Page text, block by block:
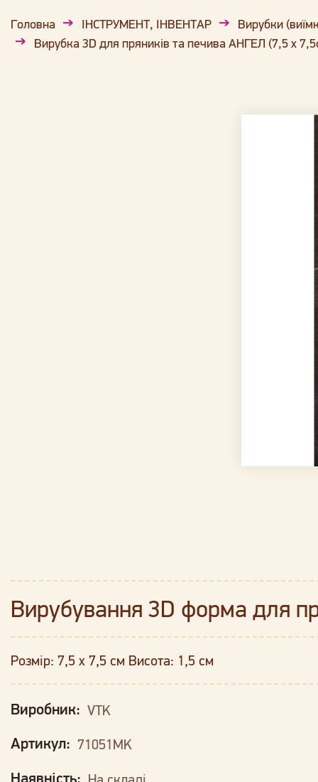
Головна ІНСТРУМЕНТ, ІНВЕНТАР
Вирубки
Вирубка 3D для пряників та печива АНГЕЛ (7,5 х
Вирубування 3D форма для
Розмір: 7,5 х 7,5 см Висота: 1,5 см
Виробник: VTK
Артикул: 71051MK
Наявність: На складі